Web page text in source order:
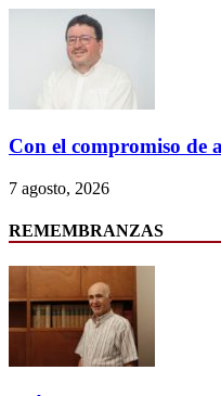
Con el compromiso de
7 agosto, 2026
REMEMBRANZAS